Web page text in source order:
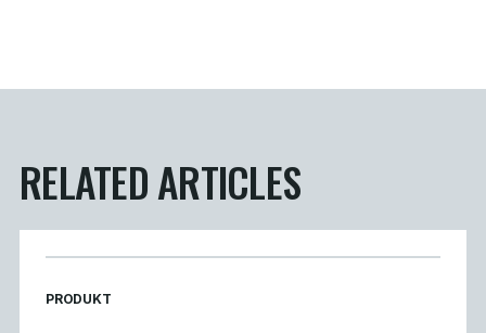
RELATED ARTICLES
READ MORE ARTICLES ABOUT
PRODUKT